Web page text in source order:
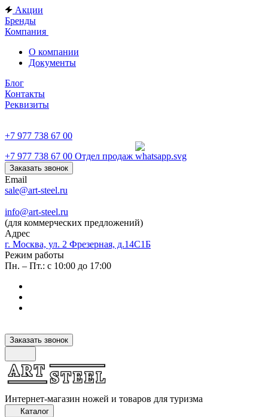
Акции
Бренды
Компания
О компании
Документы
Блог
Контакты
Реквизиты
+7 977 738 67 00
+7 977 738 67 00 Отдел продаж
Заказать звонок
Email
sale@art-steel.ru
info@art-steel.ru
(для коммерческих предложений)
Адрес
г. Москва, ул. 2 Фрезерная, д.14С1Б
Режим работы
Пн. – Пт.: с 10:00 до 17:00
Заказать звонок
Интернет-магазин ножей и товаров для туризма
Каталог